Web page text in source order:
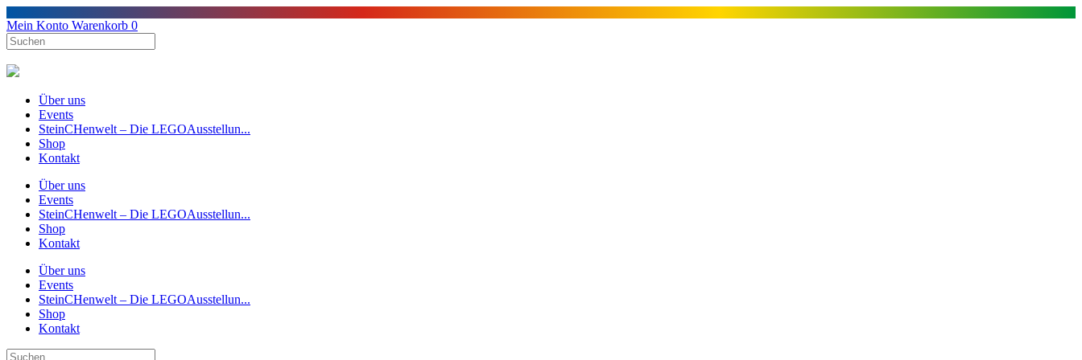
Mein Konto Warenkorb 0
Über uns
Events
SteinCHenwelt – Die LEGOAusstellun...
Shop
Kontakt
Über uns
Events
SteinCHenwelt – Die LEGOAusstellun...
Shop
Kontakt
Über uns
Events
SteinCHenwelt – Die LEGOAusstellun...
Shop
Kontakt